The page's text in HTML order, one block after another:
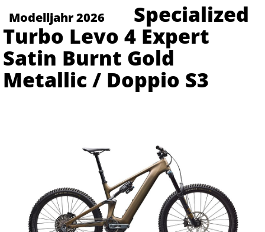
Modelljahr 2026
Specialized
Turbo Levo 4 Expert
Satin Burnt Gold
Metallic / Doppio S3